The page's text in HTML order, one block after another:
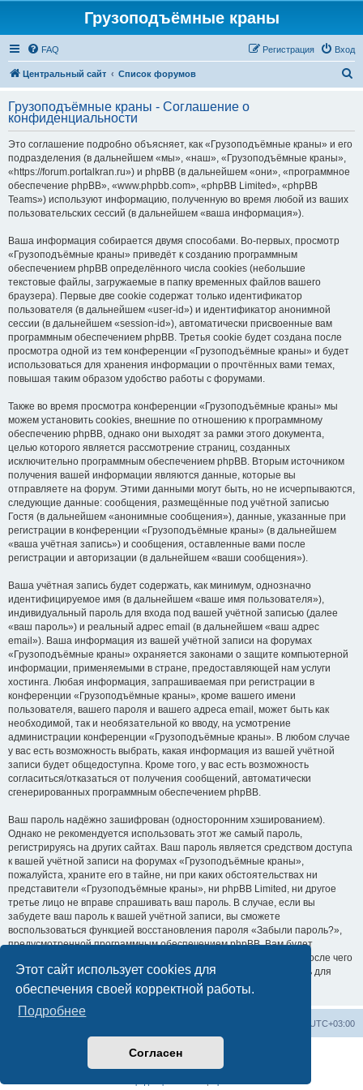
Этот сайт использует cookies для
обеспечения своей корректной работы.
Подробнее
Согласен
Грузоподъёмные краны
FAQ Вход
Регистрация
Центральный сайт Список форумов
с
Грузоподъёмные краны - Соглашение о
конфиденциальности
Это соглашение подробно объясняет, как «Грузоподъёмные краны» и его
подразделения (в дальнейшем «мы», «наш», «Грузоподъёмные краны»,
«https://forum.portalkran.ru») и phpBB (в дальнейшем «они», «программное
обеспечение phpBB», «www.phpbb.com», «phpBB Limited», «phpBB
Teams») используют информацию, полученную во время любой из ваших
пользовательских сессий (в дальнейшем «ваша информация»).
Ваша информация собирается двумя способами. Во-первых, просмотр
«Грузоподъёмные краны» приведёт к созданию программным
обеспечением phpBB определённого числа cookies (небольшие
текстовые файлы, загружаемые в папку временных файлов вашего
браузера). Первые две cookie содержат только идентификатор
пользователя (в дальнейшем «user-id») и идентификатор анонимной
сессии (в дальнейшем «session-id»), автоматически присвоенные вам
программным обеспечением phpBB. Третья cookie будет создана после
просмотра одной из тем конференции «Грузоподъёмные краны» и будет
использоваться для хранения информации о прочтённых вами темах,
повышая таким образом удобство работы с форумами.
Также во время просмотра конференции «Грузоподъёмные краны» мы
можем установить cookies, внешние по отношению к программному
обеспечению phpBB, однако они выходят за рамки этого документа,
целью которого является рассмотрение страниц, созданных
исключительно программным обеспечением phpBB. Вторым источником
получения вашей информации являются данные, которые вы
отправляете на форум. Этими данными могут быть, но не исчерпываются,
следующие данные: сообщения, размещённые под учётной записью
Гостя (в дальнейшем «анонимные сообщения»), данные, указанные при
регистрации в конференции «Грузоподъёмные краны» (в дальнейшем
«ваша учётная запись») и сообщения, оставленные вами после
регистрации и авторизации (в дальнейшем «ваши сообщения»).
Ваша учётная запись будет содержать, как минимум, однозначно
идентифицируемое имя (в дальнейшем «ваше имя пользователя»),
индивидуальный пароль для входа под вашей учётной записью (далее
«ваш пароль») и реальный адрес email (в дальнейшем «ваш адрес
email»). Ваша информация из вашей учётной записи на форумах
«Грузоподъёмные краны» охраняется законами о защите компьютерной
информации, применяемыми в стране, предоставляющей нам услуги
хостинга. Любая информация, запрашиваемая при регистрации в
конференции «Грузоподъёмные краны», кроме вашего имени
пользователя, вашего пароля и вашего адреса email, может быть как
необходимой, так и необязательной ко вводу, на усмотрение
администрации конференции «Грузоподъёмные краны». В любом случае
у вас есть возможность выбрать, какая информация из вашей учётной
записи будет общедоступна. Кроме того, у вас есть возможность
согласиться/отказаться от получения сообщений, автоматически
сгенерированных программным обеспечением phpBB.
Ваш пароль надёжно зашифрован (односторонним хэшированием).
Однако не рекомендуется использовать этот же самый пароль,
регистрируясь на других сайтах. Ваш пароль является средством доступа
к вашей учётной записи на форумах «Грузоподъёмные краны»,
пожалуйста, храните его в тайне, ни при каких обстоятельствах ни
представители «Грузоподъёмные краны», ни phpBB Limited, ни другое
третье лицо не вправе спрашивать ваш пароль. В случае, если вы
забудете ваш пароль к вашей учётной записи, вы сможете
воспользоваться функцией восстановления пароля «Забыли пароль?»,
предусмотренной программным обеспечением phpBB. Вам будет
необходимо ввести ваше имя пользователя и ваш адрес email, после чего
программное обеспечение phpBB сгенерирует вам новый пароль для
вашей учётной записи.
UTC+03:00
Создано на основеphpBB® Forum Software © phpBB Limited
Русская поддержка phpBB